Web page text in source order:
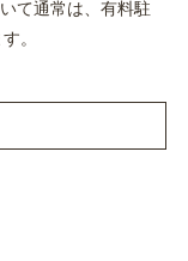
て通常は、有料駐
。